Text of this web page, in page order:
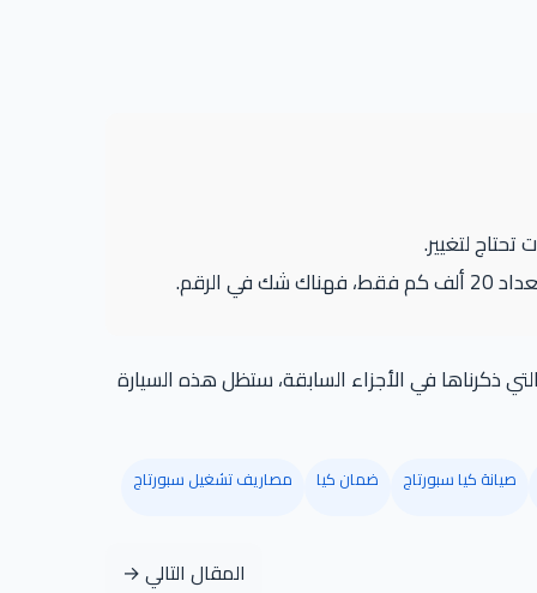
لتغيير.
ذكرناها في الأجزاء السابقة، ستظل هذه السيارة
صيانة كيا سبورتاج ضمان كيا مصاريف تشغيل سبورتاج
المقال التالي →